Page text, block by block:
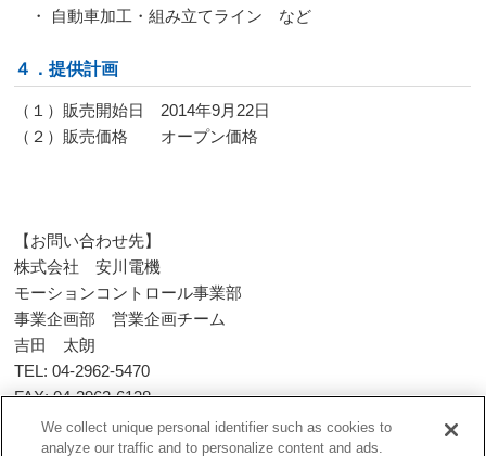
・ 自動車加工・組み立てライン など
４．提供計画
（１）販売開始日 2014年9月22日
（２）販売価格 オープン価格
【お問い合わせ先】
株式会社 安川電機
モーションコントロール事業部
事業企画部 営業企画チーム
吉田 太朗
TEL: 04-2962-5470
FAX: 04-2962-6138
＊DeviceNetはODVAの商標です。
We collect unique personal identifier such as cookies to
analyze our traffic and to personalize content and ads.